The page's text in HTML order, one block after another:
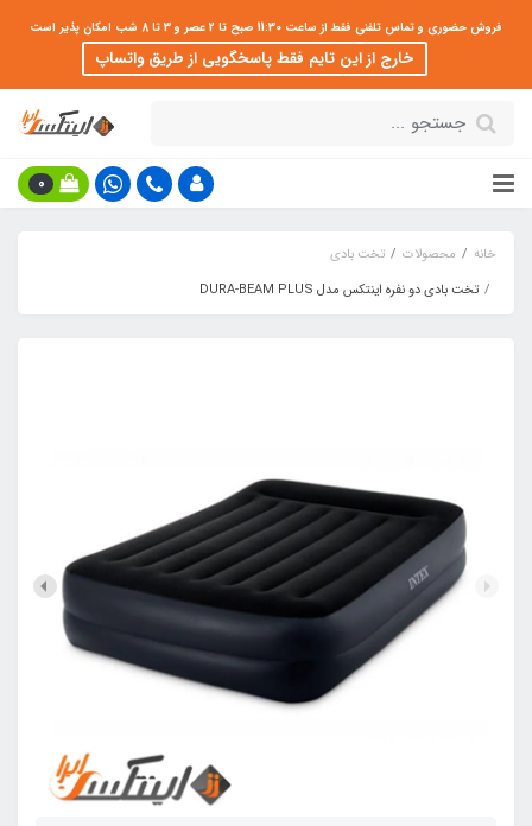
فروش حضوری و تماس تلفنی فقط از ساعت 11:30 صبح تا 2 عصر و 3 تا 8 شب امکان پذیر است
خارج از این تایم فقط پاسخگویی از طریق واتساپ
0
خانه محصولات
تخت بادی
تخت بادی دو نفره اینتکس مدل DURA-BEAM PLUS